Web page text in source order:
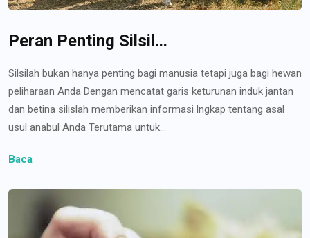
Peran Penting Silsil...
Silsilah bukan hanya penting bagi manusia tetapi juga bagi hewan
peliharaan Anda Dengan mencatat garis keturunan induk jantan
dan betina silislah memberikan informasi lngkap tentang asal
usul anabul Anda Terutama untuk...
Baca